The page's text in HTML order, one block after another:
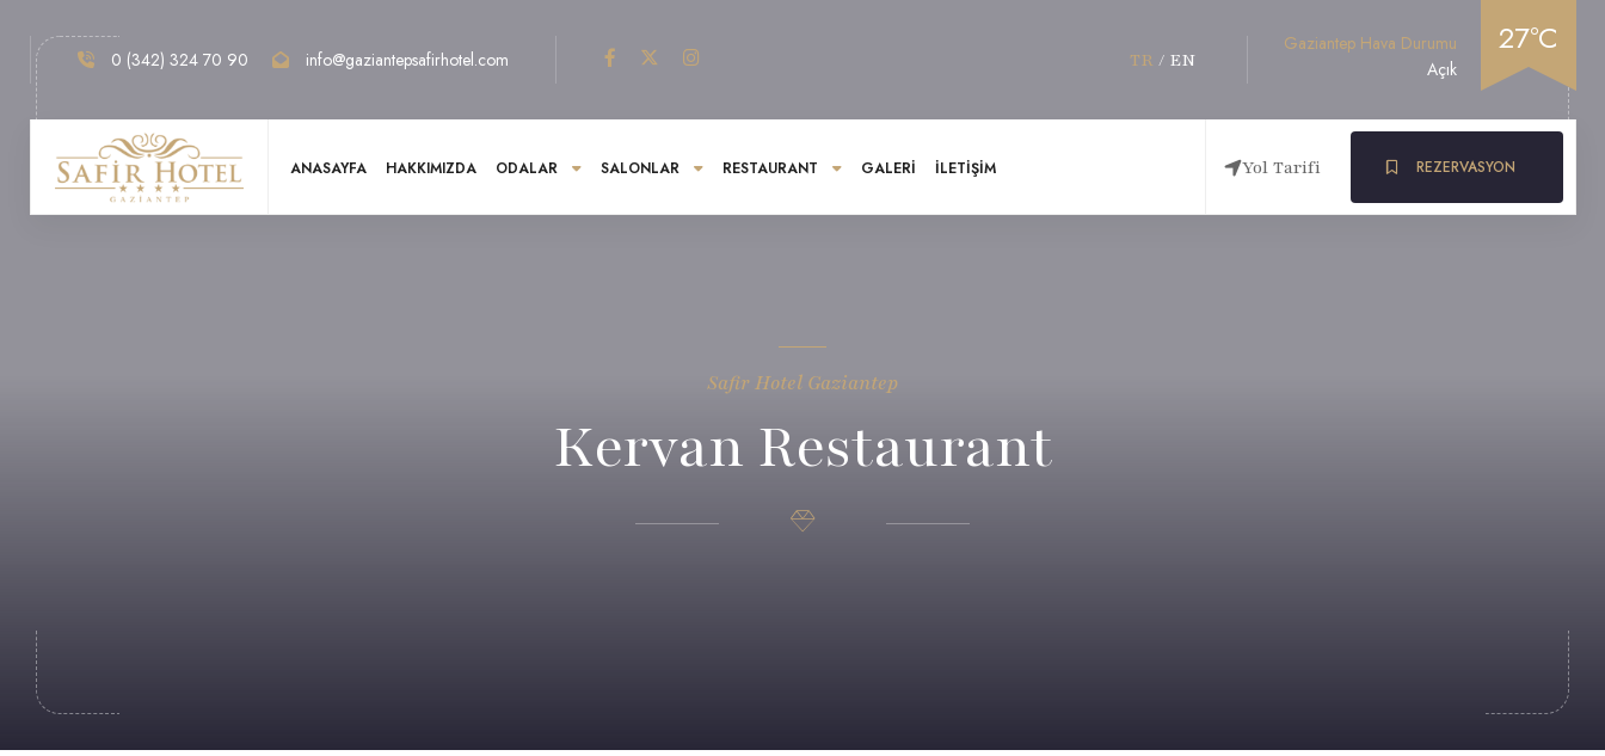
0 (342) 324 70 90 info@gaziantepsafirhotel.com
27°C
Gaziantep Hava Durumu
Açık
TR / EN
ANASAYFA HAKKIMIZDA ODALAR SALONLAR RESTAURANT GALERI İLETIŞIM REZERVASYON
Yol Tarifi
Safir Hotel Gaziantep
Kervan Restaurant